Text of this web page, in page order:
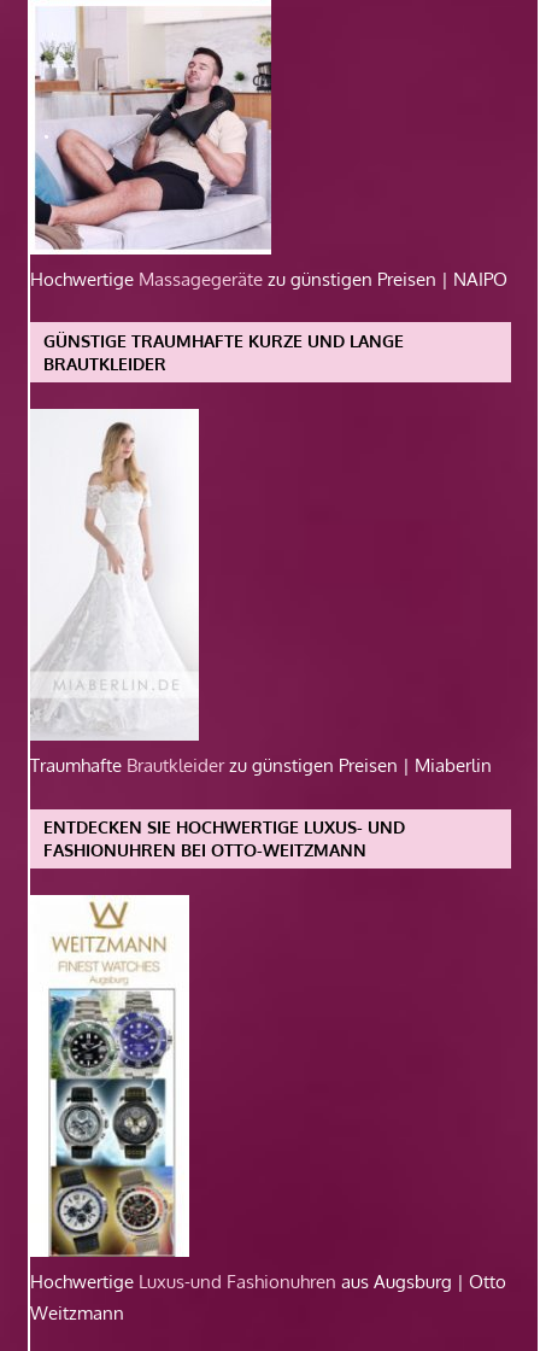
Hochwertige Massagegeräte zu günstigen Preisen | NAIPO
GÜNSTIGE TRAUMHAFTE KURZE UND LANGE
BRAUTKLEIDER
Traumhafte Brautkleiderzu günstigen Preisen | Miaberlin
ENTDECKEN SIE HOCHWERTIGE LUXUS- UND
FASHIONUHREN BEI OTTO-WEITZMANN
Hochwertige Luxus-und Fashionuhren aus Augsburg | Otto
Weitzmann